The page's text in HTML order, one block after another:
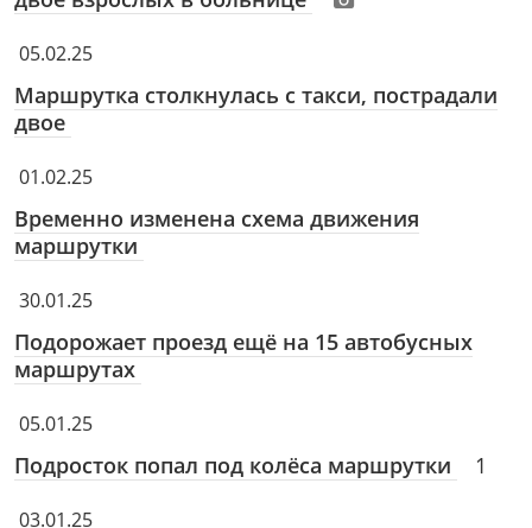
05.02.25
Маршрутка столкнулась с такси, пострадали
двое
01.02.25
Временно изменена схема движения
маршрутки
30.01.25
Подорожает проезд ещё на 15 автобусных
маршрутах
05.01.25
Подросток попал под колёса маршрутки 1
03.01.25